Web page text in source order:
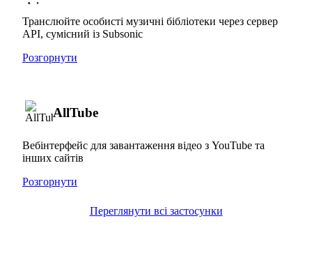
Транслюйте особисті музичні бібліотеки через сервер
API, сумісний із Subsonic
Розгорнути
AllTube
Вебінтерфейс для завантаження відео з YouTube та
інших сайтів
Розгорнути
Переглянути всі застосунки